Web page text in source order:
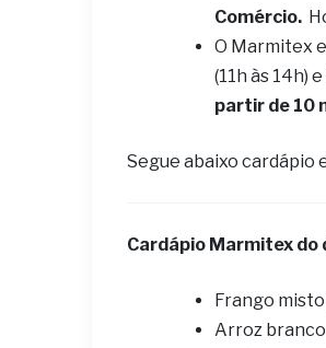
Comércio.
O Marmitex
(11h às 14h)
partir de 10
Segue abaixo cardápio
Cardápio Marmitex
Frango
Arroz